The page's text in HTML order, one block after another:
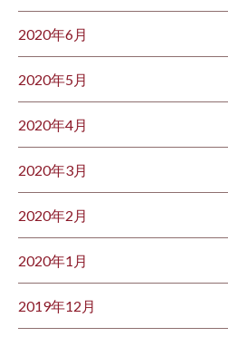
2020年6月
2020年5月
2020年4月
2020年3月
2020年2月
2020年1月
2019年12月